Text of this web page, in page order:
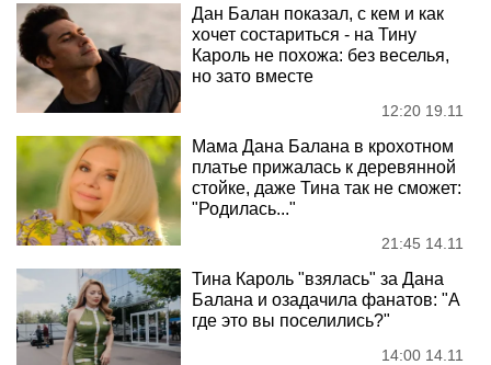
Дан Балан показал, с кем и как
хочет состариться - на Тину
Кароль не похожа: без веселья,
но зато вместе
12:20 19.11
Мама Дана Балана в крохотном
платье прижалась к деревянной
стойке, даже Тина так не сможет:
"Родилась..."
21:45 14.11
Тина Кароль "взялась" за Дана
Балана и озадачила фанатов: "А
где это вы поселились?"
14:00 14.11